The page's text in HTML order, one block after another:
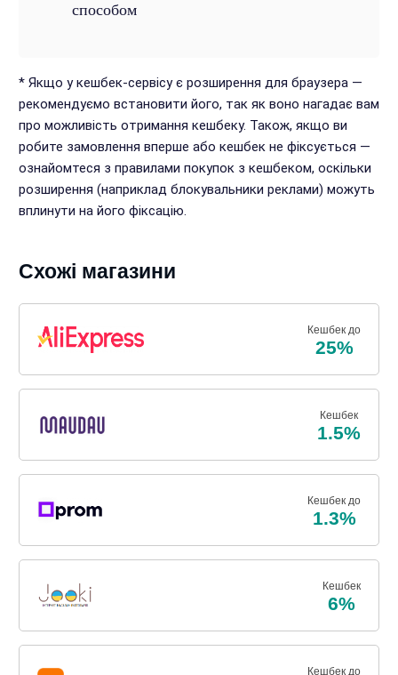
способом
* Якщо у кешбек-сервісу є розширення для браузера —
рекомендуємо встановити його, так як воно нагадає вам
про можливість отримання кешбеку. Також, якщо ви
робите замовлення вперше або кешбек не фіксується —
ознайомтеся з правилами покупок з кешбеком, оскільки
розширення (наприклад блокувальники реклами) можуть
вплинути на його фіксацію.
Схожі магазини
Кешбек до
25%
Кешбек
1.5%
Кешбек до
1.3%
Кешбек
6%
Кешбек до